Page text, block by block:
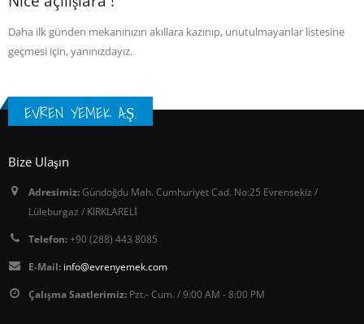
Daha ilk günden mekanınızın akıllara kazınıp, unutulmayanlar listesine
geçmesi için, yanınızdayız.
EVREN YEMEK A.Ş.
Bize Ulaşın
Adresimiz:Gündoğdu Mah. Cumhuriyet Cad. No:25 Evrensekiz /
Lüleburgaz / KIRKLARELİ
Telefon:+90 (288) 443 8085
E-Mail: info@evrenyemek.com
Çalışma Saatlerimiz: Pzt.- Cum. / 9:00 AM - 8:00 PM